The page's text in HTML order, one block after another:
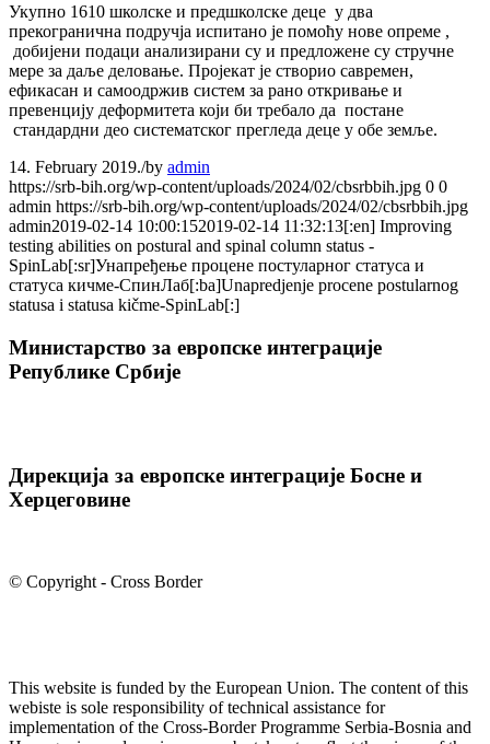
Укупно 1610 школске и предшколске деце у два
прекогранична подручја испитано је помоћу нове опреме ,
добијени подаци анализирани су и предложене су стручне
мере за даље деловање. Пројекат је створио савремен,
ефикасан и самоодржив систем за рано откривање и
превенцију деформитета који би требало да постане
стандардни део систематског прегледа деце у обе земље.
14. February 2019./by admin
https://srb-bih.org/wp-content/uploads/2024/02/cbsrbbih.jpg 0 0
admin https://srb-bih.org/wp-content/uploads/2024/02/cbsrbbih.jpg
admin2019-02-14 10:00:152019-02-14 11:32:13[:en] Improving
testing abilities on postural and spinal column status -
SpinLab[:sr]Унапређење процене постуларног статуса и
статуса кичме-СпинЛаб[:ba]Unapredjenje procene postularnog
statusa i statusa kičme-SpinLab[:]
Министарство за европске интеграције
Републике Србије
Дирекција за европске интеграције Босне и
Херцеговине
© Copyright - Cross Border
This website is funded by the European Union. The content of this
webiste is sole responsibility of technical assistance for
implementation of the Cross-Border Programme Serbia-Bosnia and